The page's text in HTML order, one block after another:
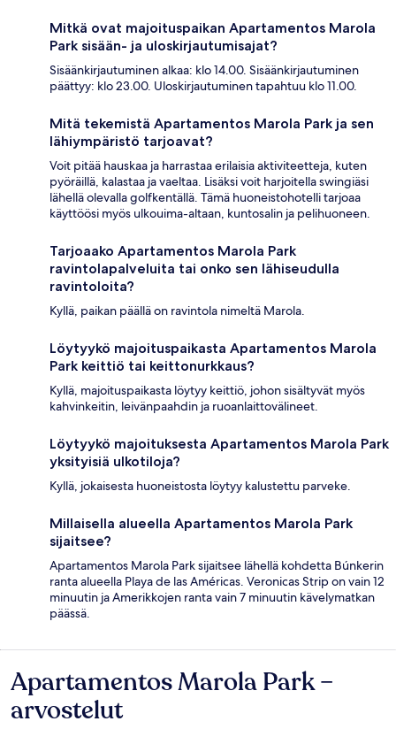
Mitkä ovat majoituspaikan Apartamentos Marola
Park sisään- ja uloskirjautumisajat?
Sisäänkirjautuminen alkaa: klo 14.00. Sisäänkirjautuminen
päättyy: klo 23.00. Uloskirjautuminen tapahtuu klo 11.00.
Mitä tekemistä Apartamentos Marola Park ja sen
lähiympäristö tarjoavat?
Voit pitää hauskaa ja harrastaa erilaisia aktiviteetteja, kuten
pyöräillä, kalastaa ja vaeltaa. Lisäksi voit harjoitella swingiäsi
lähellä olevalla golfkentällä. Tämä huoneistohotelli tarjoaa
käyttöösi myös ulkouima-altaan, kuntosalin ja pelihuoneen.
Tarjoaako Apartamentos Marola Park
ravintolapalveluita tai onko sen lähiseudulla
ravintoloita?
Kyllä, paikan päällä on ravintola nimeltä Marola.
Löytyykö majoituspaikasta Apartamentos Marola
Park keittiö tai keittonurkkaus?
Kyllä, majoituspaikasta löytyy keittiö, johon sisältyvät myös
kahvinkeitin, leivänpaahdin ja ruoanlaittovälineet.
Löytyykö majoituksesta Apartamentos Marola Park
yksityisiä ulkotiloja?
Kyllä, jokaisesta huoneistosta löytyy kalustettu parveke.
Millaisella alueella Apartamentos Marola Park
sijaitsee?
Apartamentos Marola Park sijaitsee lähellä kohdetta Búnkerin
ranta alueella Playa de las Américas. Veronicas Strip on vain 12
minuutin ja Amerikkojen ranta vain 7 minuutin kävelymatkan
päässä.
Arvostelut
Apartamentos Marola Park –
arvostelut